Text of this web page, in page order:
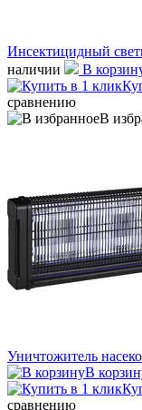
Инсектицидный
наличии
В
сравнению
В
Уничтожитель
В
сравнению